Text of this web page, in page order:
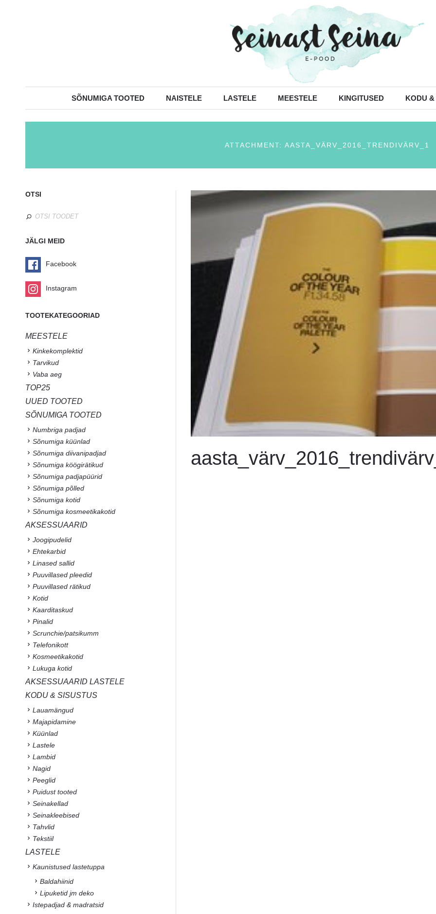
SÕNUMIGA TOOTED NAISTELE LASTELE MEESTELE KINGITUSED KODU &
ATTACHMENT: AASTA_VÄRV_2016_TRENDIVÄRV_1
OTSI
JÄLGI MEID
Facebook
Instagram
TOOTEKATEGOORIAD
MEESTELE
Kinkekomplektid
Tarvikud
Vaba aeg
TOP25
UUED TOOTED
SÕNUMIGA TOOTED
Numbriga padjad
Sõnumiga küünlad
Sõnumiga diivanipadjad
Sõnumiga köögirätikud
Sõnumiga padjapüürid
Sõnumiga põlled
Sõnumiga kotid
Sõnumiga kosmeetikakotid
AKSESSUAARID
Joogipudelid
Ehtekarbid
Linased sallid
Puuvillased pleedid
Puuvillased rätikud
Kotid
Kaarditaskud
Pinalid
Scrunchie/patsikumm
Telefonikott
Kosmeetikakotid
Lukuga kotid
AKSESSUAARID LASTELE
KODU & SISUSTUS
Lauamängud
Majapidamine
Küünlad
Lastele
Lambid
Nagid
Peeglid
Puidust tooted
Seinakellad
Seinakleebised
Tahvlid
Tekstiil
LASTELE
Kaunistused lastetuppa
Baldahiinid
Lipuketid jm deko
Istepadjad & madratsid